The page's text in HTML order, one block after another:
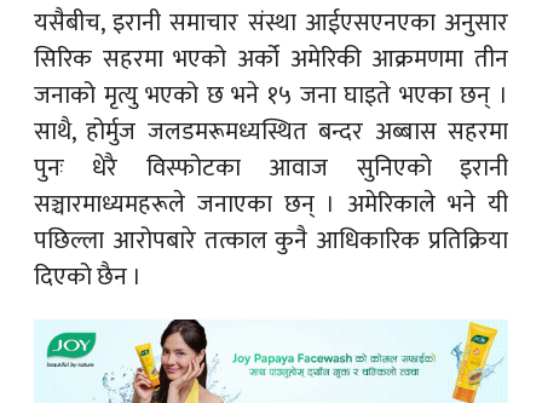
यसैबीच, इरानी समाचार संस्था आईएसएनएका अनुसार
सिरिक सहरमा भएको अर्को अमेरिकी आक्रमणमा तीन
जनाको मृत्यु भएको छ भने १५ जना घाइते भएका छन् ।
साथै, होर्मुज जलडमरूमध्यस्थित बन्दर अब्बास सहरमा
पुनः धेरै विस्फोटका आवाज सुनिएको इरानी
सञ्चारमाध्यमहरूले जनाएका छन् । अमेरिकाले भने यी
पछिल्ला आरोपबारे तत्काल कुनै आधिकारिक प्रतिक्रिया
दिएको छैन ।